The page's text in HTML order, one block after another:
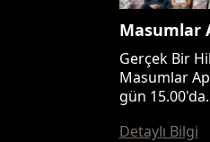
Masumlar
Gerçek Bir
Masumlar
gün
Detaylı Bilgi